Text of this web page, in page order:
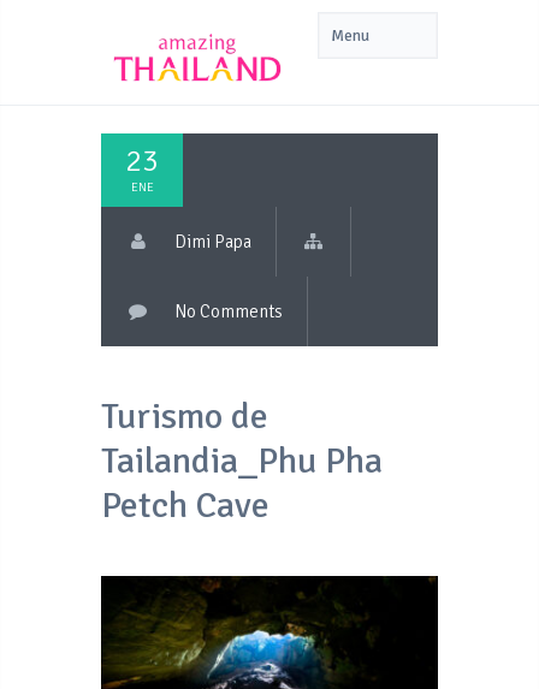
23
ENE
Dimi Papa
No Comments
Turismo de
Tailandia_Phu Pha
Petch Cave